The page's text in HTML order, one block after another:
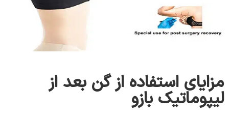
مزایای استفاده از گن بعد از
لیپوماتیک بازو